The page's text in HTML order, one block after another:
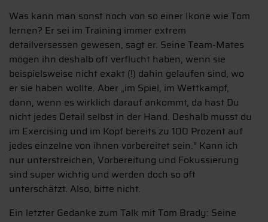
Was kann man sonst noch von so einer Ikone wie Tom
lernen? Er sei im Training immer extrem
detailversessen gewesen, sagt er. Seine Team-Mates
mögen ihn deshalb oft verflucht haben, wenn sie
beispielsweise nicht exakt (!) dahin gelaufen sind, wo
er sie haben wollte. Aber „im Spiel, im Wettkampf,
dann, wenn es wirklich darauf ankommt, da hast Du
nicht jedes Detail selbst in der Hand. Deshalb musst du
im Exercising und im Kopf bereits zu 100 Prozent auf
jedes einzelne von ihnen vorbereitet sein.“ Kann ich
nur unterstreichen, Vorbereitung und Fokussierung
sind super wichtig und werden doch so oft
unterschätzt. Also, bitte nicht.
Ein letzter Gedanke zum Talk mit Tom Brady: Seine